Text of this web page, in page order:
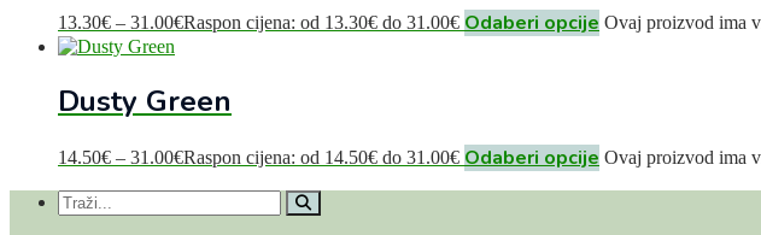
13.30€ – 31.00€Raspon cijena: od 13.30€ do 31.00€ Odaberi opcije Ovaj proizvod ima
Dusty Green
14.50€ – 31.00€Raspon cijena: od 14.50€ do 31.00€ Odaberi opcije Ovaj proizvod ima